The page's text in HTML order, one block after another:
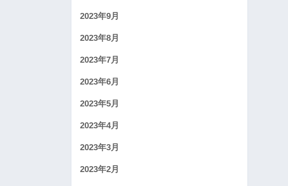
2023年9月
2023年8月
2023年7月
2023年6月
2023年5月
2023年4月
2023年3月
2023年2月